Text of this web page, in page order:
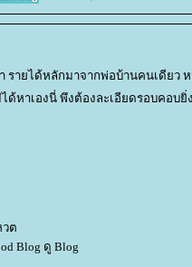
ายได้หลักมาจากพ่อบ้านคนเดียว
ด้หาเองนี่ พึงต้องละเอียดรอบคอบ
วต
Blog ดู Blog